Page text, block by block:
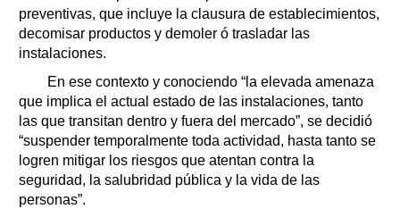
preventivas, que incluye la clausura de establecimientos,
decomisar productos y demoler ó trasladar las
instalaciones.
En ese contexto y conociendo “la elevada amenaza
que implica el actual estado de las instalaciones, tanto
las que transitan dentro y fuera del mercado”, se decidió
“suspender temporalmente toda actividad, hasta tanto se
logren mitigar los riesgos que atentan contra la
seguridad, la salubridad pública y la vida de las
personas”.